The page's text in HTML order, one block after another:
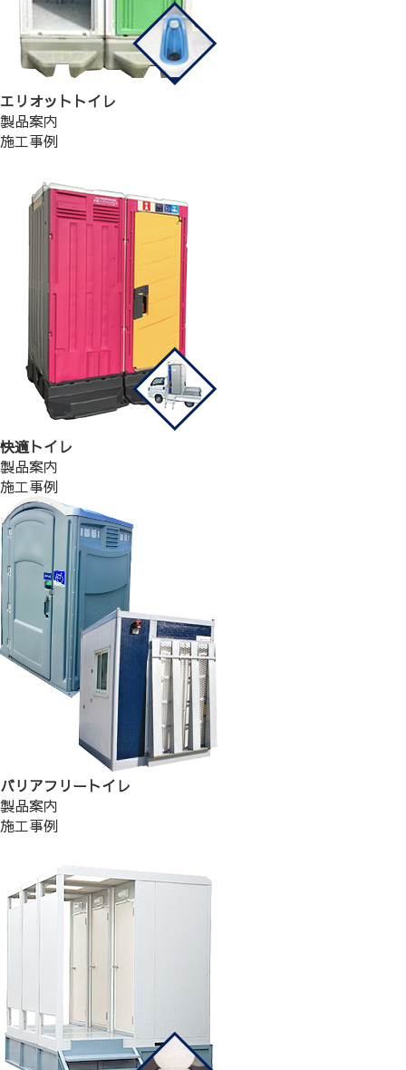
エリオットトイレ
製品案内
施工事例
快適トイレ
製品案内
施工事例
バリアフリートイレ
製品案内
施工事例